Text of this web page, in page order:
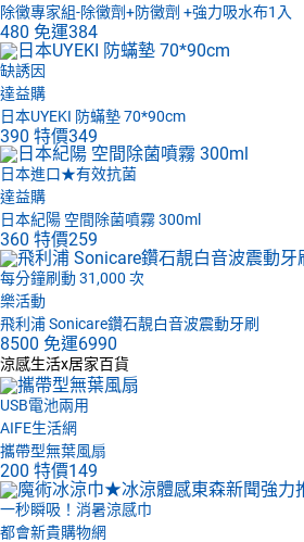
除黴專家組-除黴劑+防黴劑 +強力吸水布1入
480 免運384
缺誘因
達益購
日本UYEKI 防蟎墊 70*90cm
390 特價349
日本進口★有效抗菌
達益購
日本紀陽 空間除菌噴霧 300ml
360 特價259
每分鐘刷動 31,000 次
樂活動
飛利浦 Sonicare鑽石靚白音波震動牙刷
8500 免運6990
涼感生活x居家百貨
USB電池兩用
AIFE生活網
攜帶型無葉風扇
200 特價149
一秒瞬吸！消暑涼感巾
都會新貴購物網